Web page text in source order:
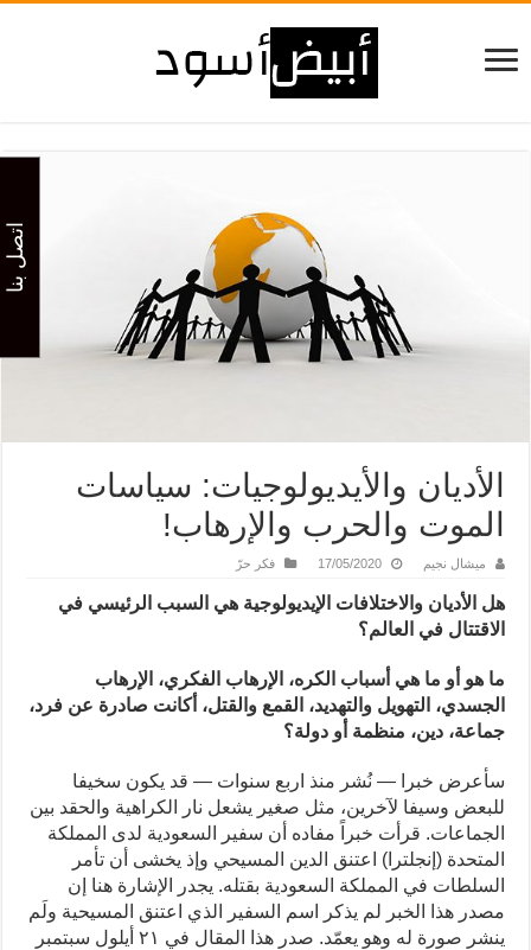
الأديان والأيديولوجيات: سياسات
الموت والحرب والإرهاب!
ميشال نجيم 17/05/2020 فكر حرّ
هل الأديان والاختلافات الإيديولوجية هي السبب الرئيسي في
الاقتتال في العالم؟
ما هو أو ما هي أسباب الكره، الإرهاب الفكري، الإرهاب
الجسدي، التهويل والتهديد، القمع والقتل، أكانت صادرة عن فرد،
جماعة، دين، منظمة أو دولة؟
سأعرض خبرا — نُشر منذ اربع سنوات — قد يكون سخيفا
للبعض وسيفا لآخرين، مثل صغير يشعل نار الكراهية والحقد بين
الجماعات. قرأت خبراً مفاده أن سفير السعودية لدى المملكة
المتحدة (إنجلترا) اعتنق الدين المسيحي وإذ يخشى أن تأمر
السلطات في المملكة السعودية بقتله. يجدر الإشارة هنا إن
مصدر هذا الخبر لم يذكر اسم السفير الذي اعتنق المسيحية ولَم
ينشر صورة له وهو يعمّد. صدر هذا المقال في ٢١ أيلول سبتمبر
اتصل بنا